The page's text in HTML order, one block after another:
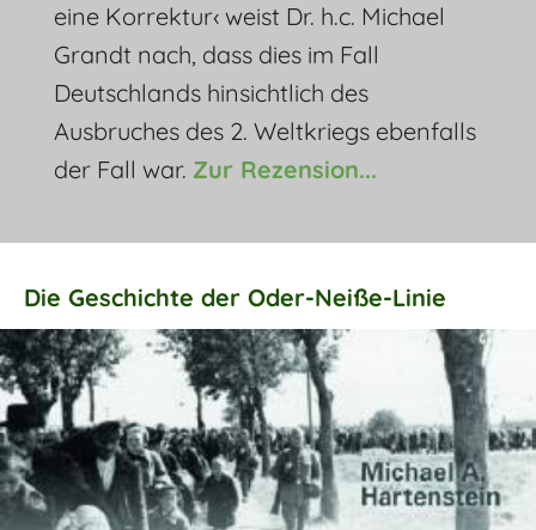
eine Korrektur‹ weist Dr. h.c. Michael
Grandt nach, dass dies im Fall
Deutschlands hinsichtlich des
Ausbruches des 2. Weltkriegs ebenfalls
der Fall war. Zur Rezension...
Die Geschichte der Oder-Neiße-Linie